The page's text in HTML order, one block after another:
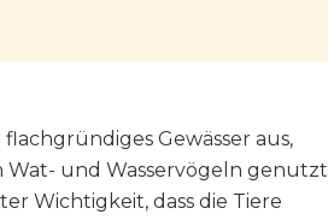
Gewässer aus,
Wat- und Wasservögeln genutzt
Wichtigkeit, dass die Tiere